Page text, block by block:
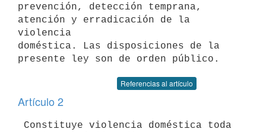
prevención, detección temprana,
atención y erradicación de la
violencia
doméstica. Las disposiciones de la
Referencias al artículo
Artículo 2